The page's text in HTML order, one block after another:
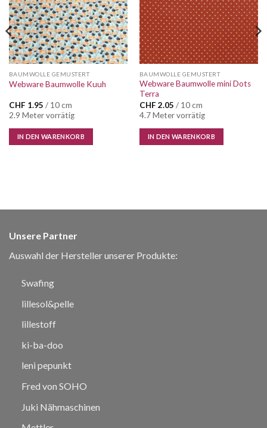
BAUMWOLLE GEMUSTERT
Webware Baumwolle Kuuh
CHF 1.95 / 10 cm
2.9 Meter vorrätig
IN DEN WARENKORB
BAUMWOLLE GEMUSTERT
Webware Baumwolle mini Dots
Terra
CHF 2.05 / 10 cm
4.7 Meter vorrätig
IN DEN WARENKORB
Unsere Partner
Auswahl der Hersteller unserer Produkte:
Swafing
lillesol&pelle
lillestoff
ki-ba-doo
leni pepunkt
Fred von SOHO
Juki Nähmaschinen